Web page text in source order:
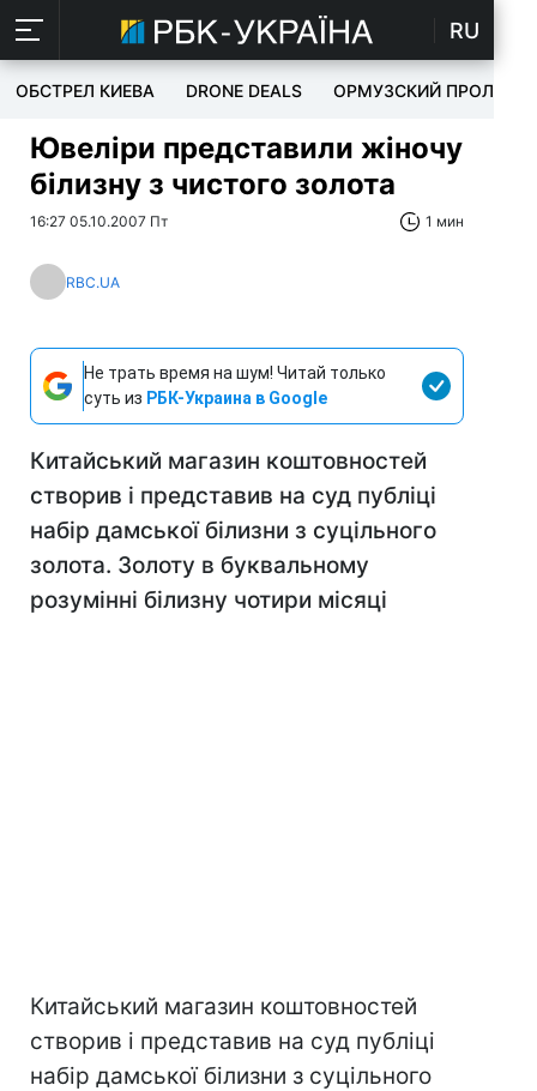
RU
ОБСТРЕЛ КИЕВА DRONE DEALS ОРМУЗСКИЙ ПРОЛИВ
Ювеліри представили жіночу
білизну з чистого золота
16:27 05.10.2007 Пт 1 мин
RBC.UA
Не трать время на шум! Читай только
суть из РБК-Украина в Google
Китайський магазин коштовностей
створив і представив на суд публіці
набір дамської білизни з cуцільного
золота. Золоту в буквальному
розумінні білизну чотири місяці
Китайський магазин коштовностей
створив і представив на суд публіці
набір дамської білизни з суцільного